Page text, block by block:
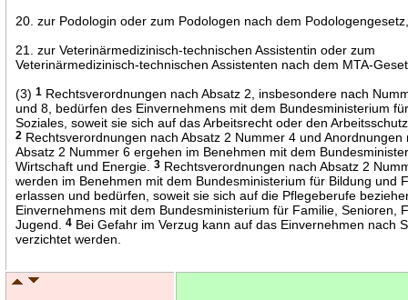
20. zur Podologin oder zum Podologen nach dem
21. zur Veterinärmedizinisch-technischen Assistentin oder zum
Veterinärmedizinisch-technischen Assistenten nach dem MTA-
(3)1 Rechtsverordnungen nach Absatz 2, insbesondere nach
und 8, bedürfen des Einvernehmens mit dem Bundesministerium
Soziales, soweit sie sich auf das Arbeitsrecht oder den
2 Rechtsverordnungen nach Absatz 2 Nummer 4 und Anordnungen
Absatz 2 Nummer 6 ergehen im Benehmen mit dem
Wirtschaft und Energie.3 Rechtsverordnungen nach Absatz 2
werden im Benehmen mit dem Bundesministerium für Bildung und
erlassen und bedürfen, soweit sie sich auf die Pflegeberufe
Einvernehmens mit dem Bundesministerium für Familie, Senioren,
Jugend.4 Bei Gefahr im Verzug kann auf das Einvernehmen nach
verzichtet werden.